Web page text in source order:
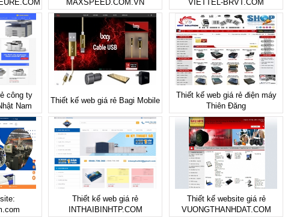
MAXSPEED.COM.VN
VIETTEL-BRVT.COM
công ty
Nam
Thiết kế web giá rẻ Bagi Mobile
Thiết kế web giá rẻ điện máy
Thiên Đăng
Thiết kế web giá rẻ
INTHAIBINHTP.COM
Thiết kế website giá rẻ
VUONGTHANHDAT.COM